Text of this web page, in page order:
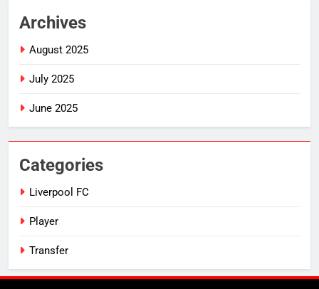
Archives
August 2025
July 2025
June 2025
Categories
Liverpool FC
Player
Transfer